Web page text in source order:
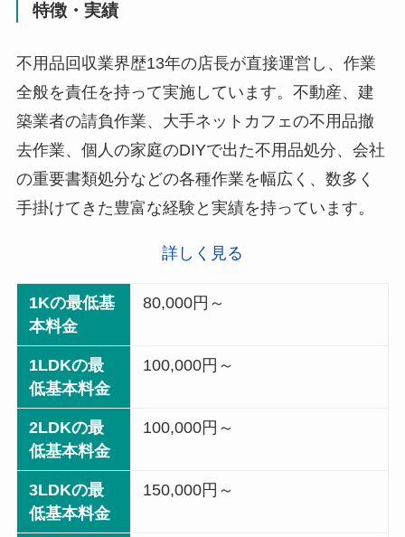
特徴・実績
不用品回収業界歴13年の店長が直接運営し、作業
全般を責任を持って実施しています。不動産、建
築業者の請負作業、大手ネットカフェの不用品撤
去作業、個人の家庭のDIYで出た不用品処分、会社
の重要書類処分などの各種作業を幅広く、数多く
手掛けてきた豊富な経験と実績を持っています。
詳しく見る
1Kの最低基
本料金
80,000円～
1LDKの最
低基本料金
100,000円～
2LDKの最
低基本料金
100,000円～
3LDKの最
低基本料金
150,000円～